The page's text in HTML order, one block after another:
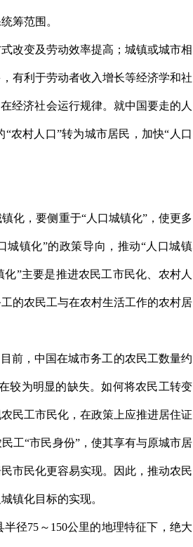
筹范围。
改变及劳动效率提高；城镇或城市相
有利于劳动者收入增长等经济学和社
经济社会运行规律。就中国要走的人
农村人口”转为城市居民，加快“人口
，要侧重于“人口城镇化”，使更多
城镇化”的政策导向，推动“人口城镇
”主要是推进农民工市民化、农村人
的农民工与在农村生活工作的农村居
前，中国在城市务工的农民工数量约
较为明显的缺失。如何将农民工转变
民工市民化，在政策上应推进居住证
工“市民身份”，使其享有与原城市居
市民化更容易实现。因此，推动农民
镇化目标的实现。
径75～150公里的地理特征下，绝大